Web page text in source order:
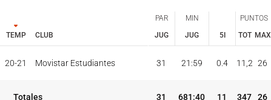
TEMP CLUB
PAR
MIN
5I
PUNTOS
JUG JUG TOT MAX
20-21 Movistar Estudiantes 31 21:59 0.4 11,2 26
Totales 31 681:40 11 347 26